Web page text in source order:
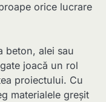
orice lucrare
beton, alei sau
joacă un rol
proiectului. Cu
materialele greșit